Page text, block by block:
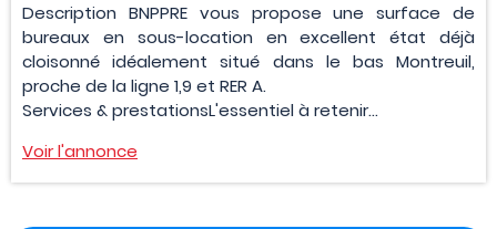
Description BNPPRE vous propose une surface de
bureaux en sous-location en excellent état déjà
cloisonné idéalement situé dans le bas Montreuil,
proche de la ligne 1,9 et RER A.
Services & prestationsL'essentiel à retenir...
Voir l'annonce